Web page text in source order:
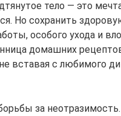
тело — это
Но сохранить
особого ухода и
домашних
вставая с любимого
за